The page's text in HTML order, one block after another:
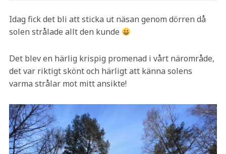
Idag fick det bli att sticka ut näsan genom dörren då
solen strålade allt den kunde
Det blev en härlig krispig promenad i vårt närområde,
det var riktigt skönt och härligt att känna solens
varma strålar mot mitt ansikte!